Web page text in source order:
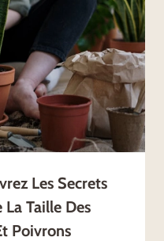
Les Secrets
Taille Des
Poivrons